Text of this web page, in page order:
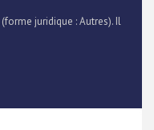
(forme juridique : Autres). Il